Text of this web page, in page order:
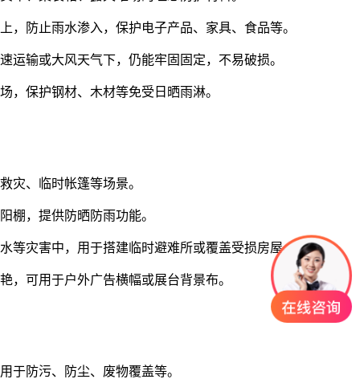
，防止雨水渗入，保护电子产品、家具、食品等。
运输或大风天气下，仍能牢固固定，不易破损。
，保护钢材、木材等免受日晒雨淋。
灾、临时帐篷等场景。
棚，提供防晒防雨功能。
等灾害中，用于搭建临时避难所或覆盖受损房屋。
，可用于户外广告横幅或展台背景布。
于防污、防尘、废物覆盖等。